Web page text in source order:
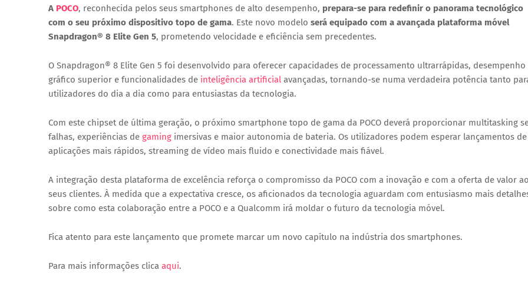
A POCO, reconhecida pelos seus smartphones de alto desempenho, prepara-se para redefinir o panorama tecnológico
com o seu próximo dispositivo topo de gama. Este novo modelo será equipado com a avançada plataforma móvel
Snapdragon® 8 Elite Gen 5, prometendo velocidade e eficiência sem precedentes.
O Snapdragon® 8 Elite Gen 5 foi desenvolvido para oferecer capacidades de processamento ultrarrápidas, desempenho
gráfico superior e funcionalidades de inteligência artificial avançadas, tornando-se numa verdadeira potência tanto
utilizadores do dia a dia como para entusiastas da tecnologia.
Com este chipset de última geração, o próximo smartphone topo de gama da POCO deverá proporcionar multitasking
falhas, experiências de gaming imersivas e maior autonomia de bateria. Os utilizadores podem esperar lançamentos de
aplicações mais rápidos, streaming de vídeo mais fluido e conectividade mais fiável.
A integração desta plataforma de excelência reforça o compromisso da POCO com a inovação e com a oferta de valor
seus clientes. À medida que a expectativa cresce, os aficionados da tecnologia aguardam com entusiasmo mais
sobre como esta colaboração entre a POCO e a Qualcomm irá moldar o futuro da tecnologia móvel.
Fica atento para este lançamento que promete marcar um novo capítulo na indústria dos smartphones.
Para mais informações clica aqui.